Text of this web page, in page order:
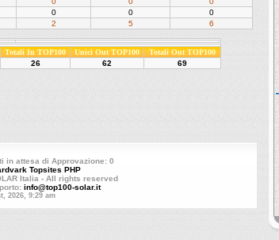
0 0
0
2 5 6
Totali In TOP100 Unici Out TOP100
Totali Out TOP100
26 62 69
in attesa di Approvazione: 0
Topsites PHP
Italia - All rights reserved
info@top100-solar.it
2026, 9:29 am